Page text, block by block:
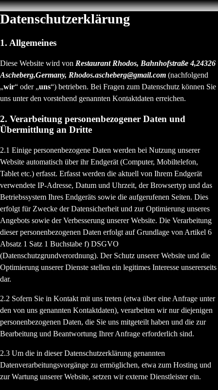
Datenschutzerklärung
1. Allgemeines
Diese Website wird von Restaurant Rhodos, Bahnhofstraße 4,24326
Ascheberg,Germany, Rhodos.ascheberg@gmail.com (nachfolgend
„wir“ oder „uns“) betrieben. Bei Fragen zum Datenschutz können Sie
uns unter den vorstehend genannten Kontaktdaten erreichen.
2. Verarbeitung personenbezogener Daten und
Übermittlung an Dritte
2.1 Einige personenbezogene Daten werden bei Nutzung unserer
Website automatisch über ihr Endgerät (Computer, Mobiltelefon,
Tablet etc.) erfasst. Erfasst werden die aktuell von Ihrem Endgerät
verwendete IP-Adresse, Datum und Uhrzeit, der Browsertyp und das
Betriebssystem Ihres Endgeräts sowie die aufgerufenen Seiten. Dies
erfolgt für Zwecke der Datensicherheit und zur Optimierung unseres
Angebots sowie der Verbesserung unserer Website. Die Verarbeitung
dieser personenbezogenen Daten erfolgt auf Grundlage von Artikel 6
Absatz 1 Satz 1 Buchstabe f) DSGVO
(Datenschutzgrundverordnung). Der Schutz unserer Website und die
Optimierung unserer Dienste stellen ein legitimes Interesse unsererseits
dar.
2.2 Sofern Sie in Kontakt mit uns treten (etwa über eine Anfrage unter
den von uns genannten Kontaktdaten), verarbeiten wir nur diejenigen
personenbezogenen Daten, die Sie uns mitgeteilt haben und die zur
Bearbeitung und Beantwortung Ihrer Anfrage erforderlich sind.
2.3 Um die in dieser Datenschutzerklärung genannten
Datenverarbeitungsvorgänge zu ermöglichen, etwa zum Hosting und
zur Wartung unserer Website, setzen wir externe Dienstleister ein.